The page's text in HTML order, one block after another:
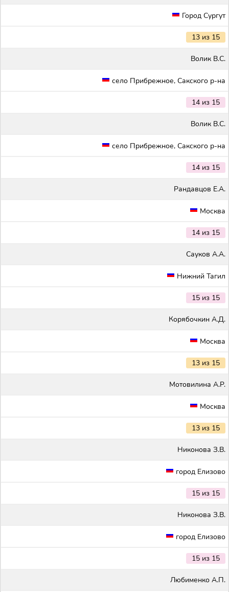
Город Сургут
13 из 15
Волик В.С.
село Прибрежное, Сакского р-на
14 из 15
Волик В.С.
село Прибрежное, Сакского р-на
14 из 15
Рандавцов Е.А.
Москва
14 из 15
Сауков А.А.
Нижний Тагил
15 из 15
Корябочкин А.Д.
Москва
13 из 15
Мотовилина А.Р.
Москва
13 из 15
Никонова З.В.
город Елизово
15 из 15
Никонова З.В.
город Елизово
15 из 15
Любименко А.П.